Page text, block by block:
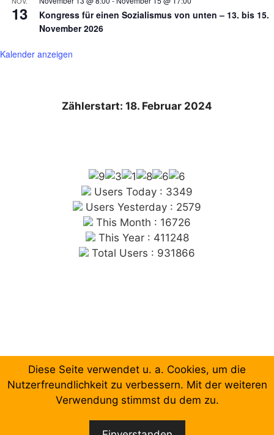
13
Kongress für einen Sozialismus von unten – 13. bis 15.
November 2026
Kalender anzeigen
Zählerstart: 18. Februar 2024
Users Today : 3349
Users Yesterday : 2579
This Month : 16726
This Year : 411248
Total Users : 931866
Chronologische Aufzählung der Beiträge
Diese Seite verwendet u. a. Cookies, um die
Nutzerfreundlichkeit zu verbessern. Mit der weiteren
Verwendung stimmst du dem zu.